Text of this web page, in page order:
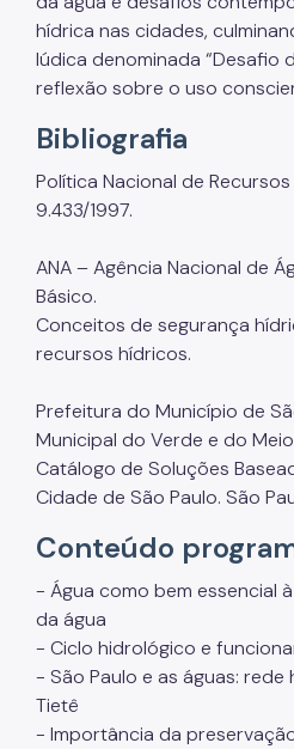
Áreas Protegidas, Áreas
Plano de Ação Climática
Educação Ambiental
Programas
Resíduos Sólidos
Legislação
Ouvidoria Geral
hídrica nas cidades,
lúdica denominada “Desafio
reflexão sobre o uso
Bibliografia
Política Nacional de Recursos
9.433/1997.
ANA – Agência Nacional de
Básico.
Conceitos de segurança
recursos hídricos.
Prefeitura do Município de
Municipal do Verde e do
Catálogo de Soluções
Cidade de São Paulo. São
Conteúdo
- Água como bem essencial
da água
- Ciclo hidrológico e
- São Paulo e as águas:
Tietê
- Importância da